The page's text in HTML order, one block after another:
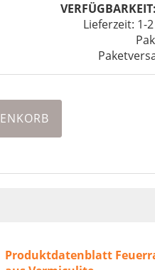
VERFÜGBARKEIT:
Lieferzeit: 1-
Produktdatenblatt